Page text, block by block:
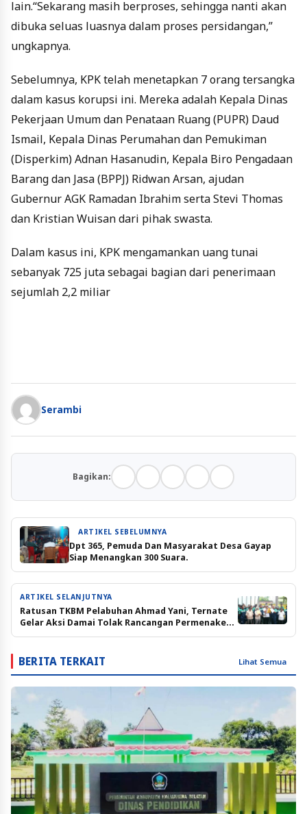
lain.“Sekarang masih berproses, sehingga nanti akan
dibuka seluas luasnya dalam proses persidangan,”
ungkapnya.
Sebelumnya, KPK telah menetapkan 7 orang tersangka
dalam kasus korupsi ini. Mereka adalah Kepala Dinas
Pekerjaan Umum dan Penataan Ruang (PUPR) Daud
Ismail, Kepala Dinas Perumahan dan Pemukiman
(Disperkim) Adnan Hasanudin, Kepala Biro Pengadaan
Barang dan Jasa (BPPJ) Ridwan Arsan, ajudan
Gubernur AGK Ramadan Ibrahim serta Stevi Thomas
dan Kristian Wuisan dari pihak swasta.
Dalam kasus ini, KPK mengamankan uang tunai
sebanyak 725 juta sebagai bagian dari penerimaan
sejumlah 2,2 miliar
Serambi
Bagikan:
ARTIKEL SEBELUMNYA
Dpt 365, Pemuda Dan Masyarakat Desa Gayap
Siap Menangkan 300 Suara.
ARTIKEL SELANJUTNYA
Ratusan TKBM Pelabuhan Ahmad Yani, Ternate
Gelar Aksi Damai Tolak Rancangan Permenaker
RI
BERITA TERKAIT Lihat Semua